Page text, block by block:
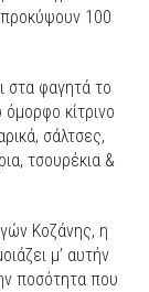
προκύψουν 100
στα φαγητά το
κίτρινο
σάλτσες,
τσουρέκια &
Κοζάνης, η
μ’ αυτήν
ποσότητα που